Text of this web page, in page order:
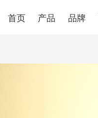
首页 产品 品牌